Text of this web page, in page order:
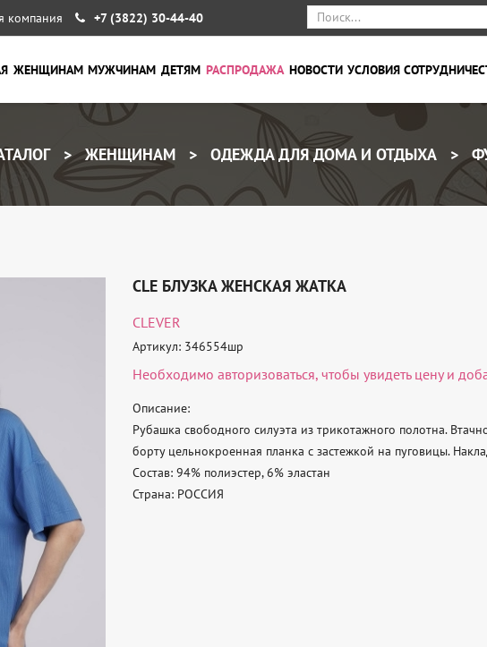
компания +7 (3822) 30-44-40
ЖЕНЩИНАМ МУЖЧИНАМ ДЕТЯМ РАСПРОДАЖА НОВОСТИ УСЛОВИЯ
ЖЕНЩИНАМ ОДЕЖДА ДЛЯ ДОМА И ОТДЫХА
CLE БЛУЗКА ЖЕНСКАЯ ЖАТКА
CLEVER
Артикул: 346554шр
Необходимо авторизоваться, чтобы увидеть цену и
Описание:
Рубашка свободного силуэта из трикотажного полотна.
борту цельнокроенная планка с застежкой на пуговицы.
Состав: 94% полиэстер, 6% эластан
Страна: РОССИЯ